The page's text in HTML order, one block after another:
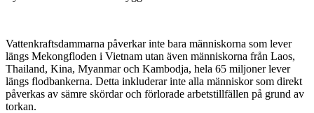
Vattenkraftsdammarna påverkar inte bara människorna som lever
längs Mekongfloden i Vietnam utan även människorna från Laos,
Thailand, Kina, Myanmar och Kambodja, hela 65 miljoner lever
längs flodbankerna. Detta inkluderar inte alla människor som direkt
påverkas av sämre skördar och förlorade arbetstillfällen på grund av
torkan.